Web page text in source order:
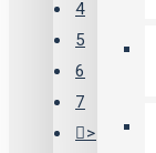
4
5
6
7
>